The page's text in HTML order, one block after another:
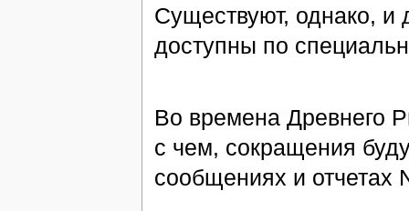
Существуют, однако, и
доступны по
Во времена Древнего
с чем, сокращения
сообщениях и отчетах